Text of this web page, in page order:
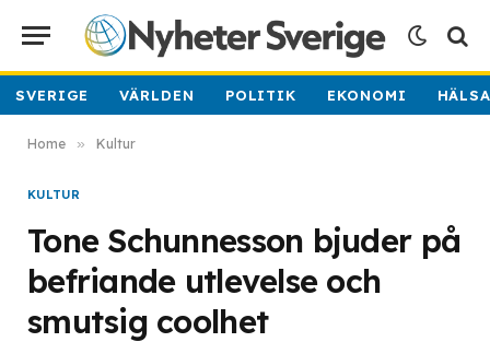
SVERIGE VÄRLDEN POLITIK EKONOMI
Home » Kultur
KULTUR
Tone Schunnesson bjuder på
befriande utlevelse och
smutsig coolhet